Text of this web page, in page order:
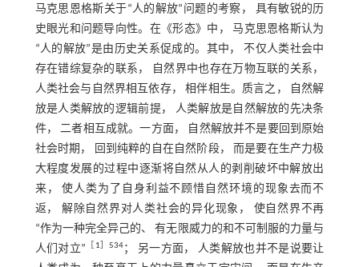
马克思恩格斯关于“人的解放”问题的考察， 具有敏锐的历
史眼光和问题导向性。在《形态》中， 马克思恩格斯认为
“人的解放”是由历史关系促成的。其中， 不仅人类社会中
存在错综复杂的联系， 自然界中也存在万物互联的关系，
人类社会与自然界相互依存， 相伴相生。质言之， 自然解
放是人类解放的逻辑前提， 人类解放是自然解放的先决条
件， 二者相互成就。一方面， 自然解放并不是要回到原始
社会时期， 回到纯粹的自在自然阶段， 而是要在生产力极
大程度发展的过程中逐渐将自然从人的剥削破坏中解放出
来， 使人类为了自身利益不顾惜自然环境的现象去而不
返， 解除自然界对人类社会的异化现象， 使自然界不再
“作为一种完全异己的、 有无限威力的和不可制服的力量与
人们对立”
1 ］534； 另一方面， 人类解放也并不是说要让